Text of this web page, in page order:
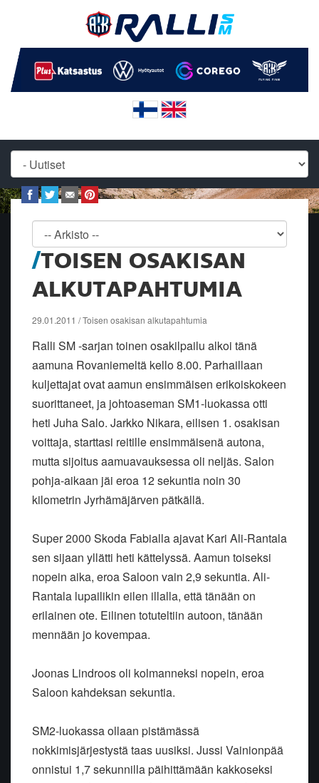
TOISEN OSAKISAN
ALKUTAPAHTUMIA
29.01.2011 / Toisen osakisan alkutapahtumia
Ralli SM -sarjan toinen osakilpailu alkoi tänä
aamuna Rovaniemeltä kello 8.00. Parhaillaan
kuljettajat ovat aamun ensimmäisen erikoiskokeen
suorittaneet, ja johtoaseman SM1-luokassa otti
heti Juha Salo. Jarkko Nikara, eilisen 1. osakisan
voittaja, starttasi reitille ensimmäisenä autona,
mutta sijoitus aamuavauksessa oli neljäs. Salon
pohja-aikaan jäi eroa 12 sekuntia noin 30
kilometrin Jyrhämäjärven pätkällä.
Super 2000 Skoda Fabialla ajavat Kari Ali-Rantala
sen sijaan yllätti heti kättelyssä. Aamun toiseksi
nopein aika, eroa Saloon vain 2,9 sekuntia. Ali-
Rantala lupailikin eilen illalla, että tänään on
erilainen ote. Eilinen totuteltiin autoon, tänään
mennään jo kovempaa.
Joonas Lindroos oli kolmanneksi nopein, eroa
Saloon kahdeksan sekuntia.
SM2-luokassa ollaan pistämässä
nokkimisjärjestystä taas uusiksi. Jussi Vainionpää
onnistui 1,7 sekunnilla päihittämään kakkoseksi